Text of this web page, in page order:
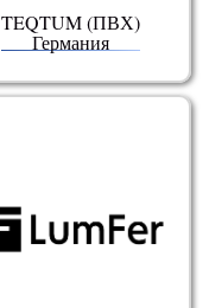
TEQTUM (ПВХ)
Германия